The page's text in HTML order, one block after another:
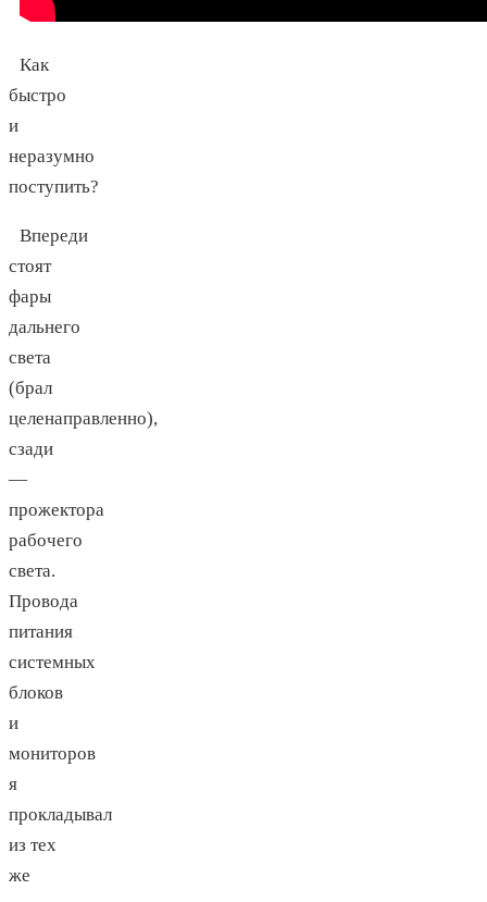
Как
быстро
и
неразумно
поступить?
Впереди
стоят
фары
дальнего
света
(брал
целенаправленно),
сзади
—
прожектора
рабочего
света.
Провода
питания
системных
блоков
и
мониторов
я
прокладывал
из тех
же